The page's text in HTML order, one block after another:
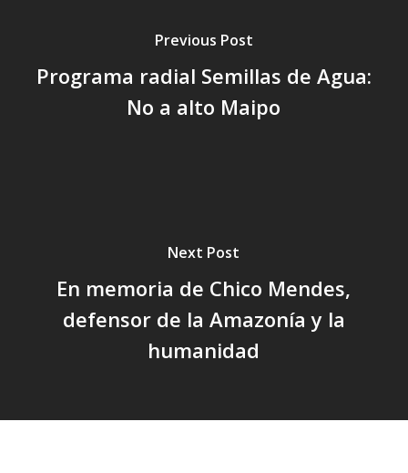
Previous Post
Programa radial Semillas de Agua:
No a alto Maipo
Next Post
En memoria de Chico Mendes,
defensor de la Amazonía y la
humanidad